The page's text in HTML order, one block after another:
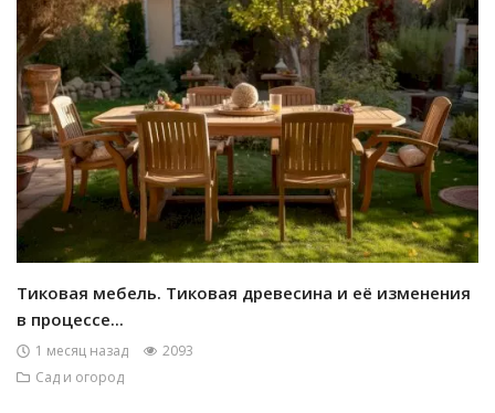
Тиковая мебель. Тиковая древесина и её изменения
в процессе...
1 месяц назад
2093
Сад и огород